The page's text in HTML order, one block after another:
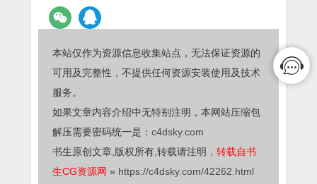
本站仅作为资源信息收集站点，无法保证资源的
可用及完整性，不提供任何资源安装使用及技术
服务。
如果文章内容介绍中无特别注明，本网站压缩包
解压需要密码统一是： c4dsky.com
书生原创文章,版权所有,转载请注明， 转载自书
生CG资源网 » https://c4dsky.com/42262.html